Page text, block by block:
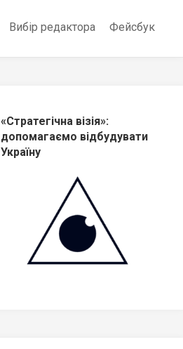
Вибір редактора Фейсбук
«Стратегічна візія»:
допомагаємо відбудувати
Україну